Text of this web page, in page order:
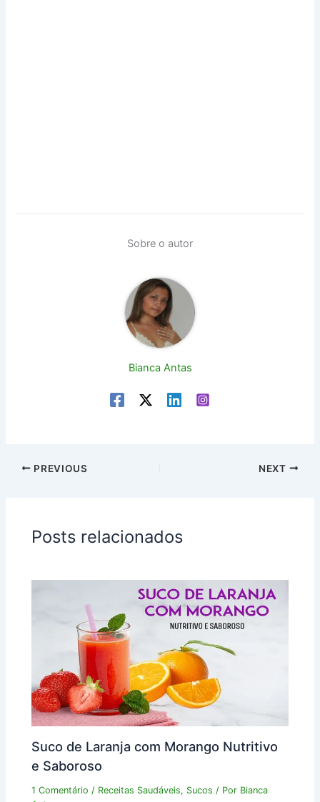
Sobre o autor
Bianca Antas
PREVIOUS NEXT
Posts relacionados
Suco de Laranja com Morango Nutritivo
e Saboroso
1 Comentário / Receitas Saudáveis, Sucos / Por Bianca